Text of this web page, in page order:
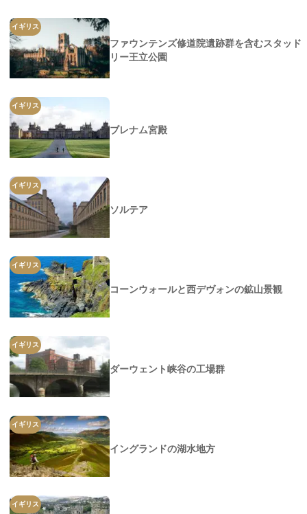
イギリス
ファウンテンズ修道院遺跡群を含むスタッド
リー王立公園
イギリス
ブレナム宮殿
イギリス
ソルテア
イギリス
コーンウォールと西デヴォンの鉱山景観
イギリス
ダーウェント峡谷の工場群
イギリス
イングランドの湖水地方
イギリス